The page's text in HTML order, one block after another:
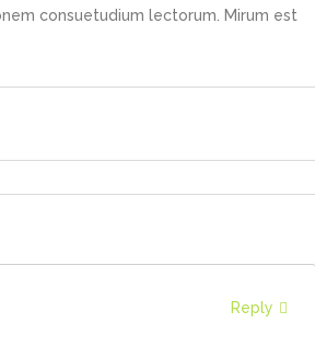
consuetudium lectorum. Mirum est
Reply